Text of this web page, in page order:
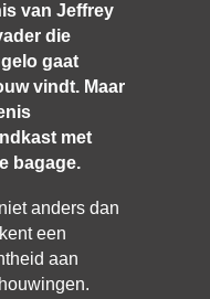
van Jeffrey
die
gaat
vindt. Maar
met
bagage.
anders dan
een
aan